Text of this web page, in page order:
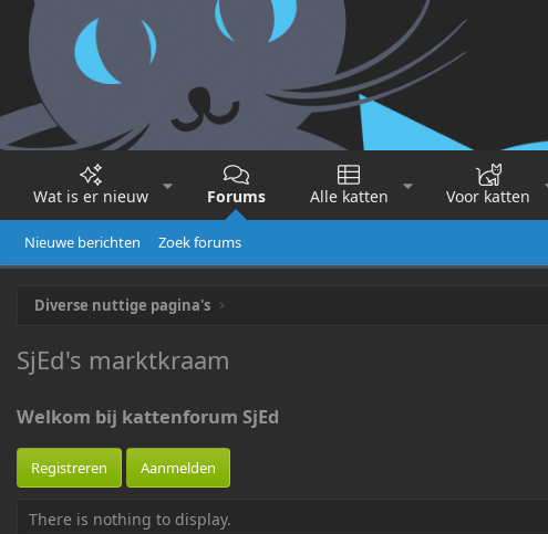
Wat is er nieuw Forums Alle katten Voor katten
Nieuwe berichten Zoek forums
Diverse nuttige pagina's
SjEd's marktkraam
Welkom bij kattenforum SjEd
Registreren Aanmelden
There is nothing to display.